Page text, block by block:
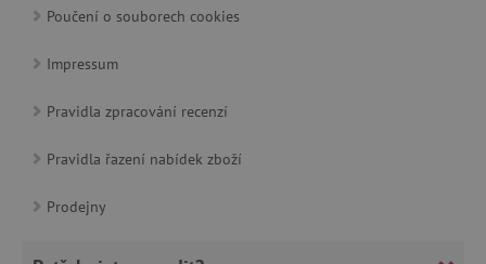
Poučení o souborech cookies
Impressum
Pravidla zpracování recenzí
Pravidla řazení nabídek zboží
Prodejny